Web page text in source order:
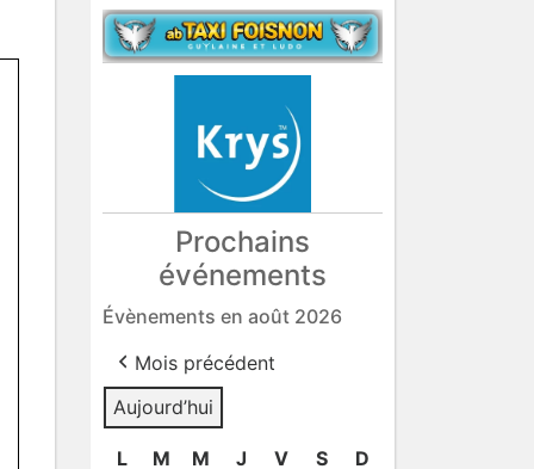
Prochains
événements
Évènements en août 2026
Mois précédent
Aujourd’hui
L lundi
M mardi
M mercredi
J jeudi
V vendredi
S samedi
D